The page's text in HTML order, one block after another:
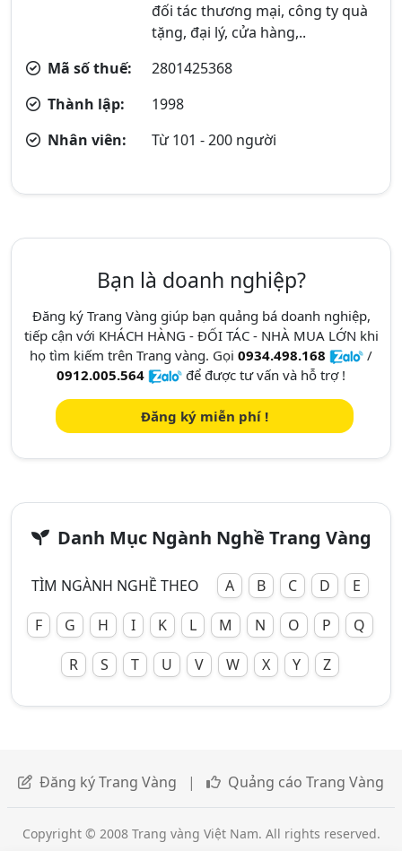
đối tác thương mại, công ty quà
tặng, đại lý, cửa hàng,..
Mã số thuế:
2801425368
Thành lập:
1998
Nhân viên:
Từ 101 - 200 người
Bạn là doanh nghiệp?
Đăng ký Trang Vàng giúp bạn quảng bá doanh nghiệp,
tiếp cận với KHÁCH HÀNG - ĐỐI TÁC - NHÀ MUA LỚN khi
họ tìm kiếm trên Trang vàng. Gọi 0934.498.168
/
0912.005.564
để được tư vấn và hỗ trợ !
Đăng ký miễn phí !
Danh Mục Ngành Nghề Trang Vàng
TÌM NGÀNH NGHỀ THEO A B C D
E
F
G H I K L M N O P
Q
R
S T U V W X Y Z
Đăng ký Trang Vàng | Quảng cáo Trang Vàng
Copyright © 2008 Trang vàng Việt Nam. All rights reserved.